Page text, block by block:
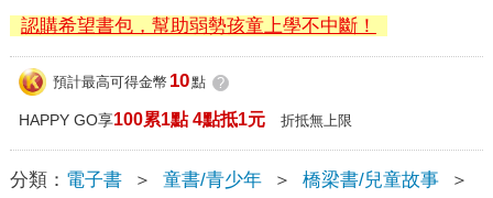
認購希望書包，幫助弱勢孩童上學不中斷！
預計最高可得金幣 10點 ?
HAPPY GO享100累1點 4點抵1元 折抵無上限
分類： 電子書 ＞ 童書/青少年 ＞ 橋梁書/兒童故事
＞